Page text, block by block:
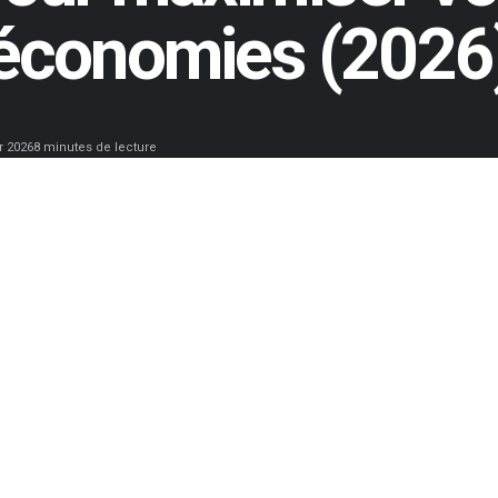
20268 minutes de lecture